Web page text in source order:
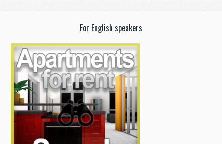
For English speakers